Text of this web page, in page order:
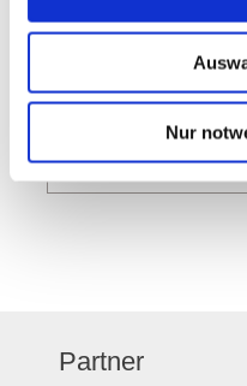
Nur
Partner